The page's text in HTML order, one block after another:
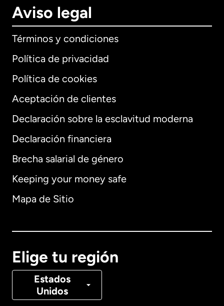
Aviso legal
Términos y condiciones
Política de privacidad
Política de cookies
Aceptación de clientes
Declaración sobre la esclavitud moderna
Declaración financiera
Brecha salarial de género
Keeping your money safe
Mapa de Sitio
Elige tu región
Estados
Unidos
Internacional English
Alemania
Canadá Français